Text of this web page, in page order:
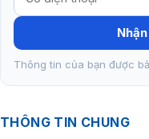
Thông tin của bạn được
THÔNG TIN CHUNG